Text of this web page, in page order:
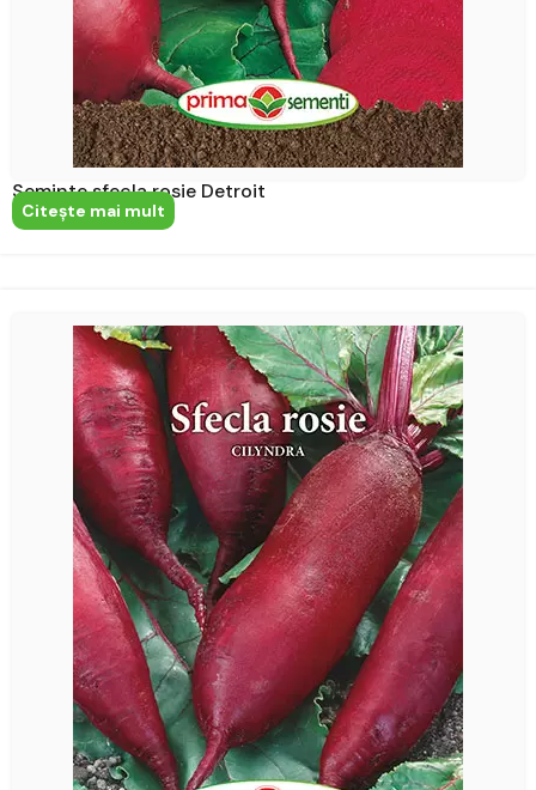
Seminte sfecla rosie Detroit
Citeşte mai mult